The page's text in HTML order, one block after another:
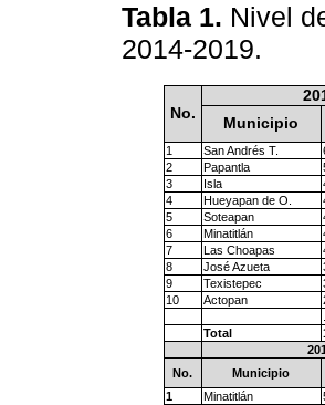
Tabla 1. Nivel
2014-2019.
No.
Municipio
1 San Andrés T.
2
Papantla
3
Isla
4
Hueyapan de O.
5
Soteapan
6
Minatitlán
7
Las Choapas
8
José Azueta
9
Texistepec
10
Actopan
.
Total
No.
Municipio
1
Minatitlán